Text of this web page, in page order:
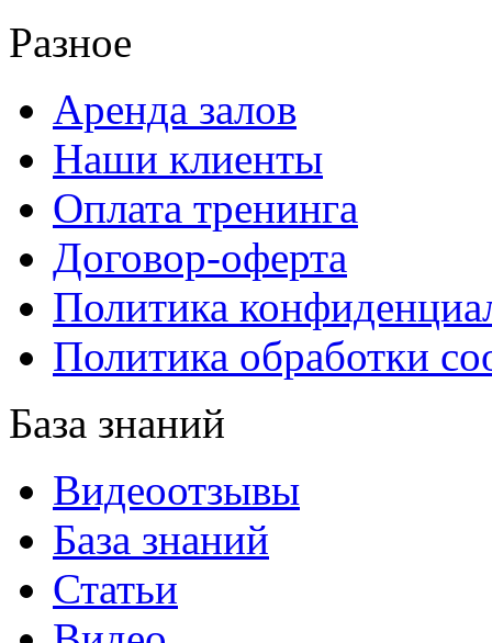
Разное
Аренда залов
Наши клиенты
Оплата тренинга
Договор-оферта
Политика
Политика обработки
База знаний
Видеоотзывы
База знаний
Статьи